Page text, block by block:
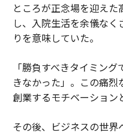
ところが正念場を迎え
し、入院生活を余儀な
りを意味していた。
「勝負すべきタイミン
きなかった」。この痛
創業するモチベーション
その後、ビジネスの世